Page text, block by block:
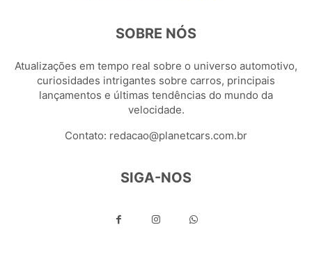
SOBRE NÓS
Atualizações em tempo real sobre o universo automotivo,
curiosidades intrigantes sobre carros, principais
lançamentos e últimas tendências do mundo da
velocidade.
Contato: redacao@planetcars.com.br
SIGA-NOS